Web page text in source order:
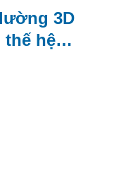
3D
thế hệ
Suite